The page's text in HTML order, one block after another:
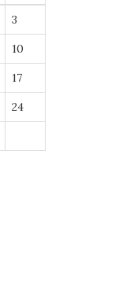
3
10
17
24